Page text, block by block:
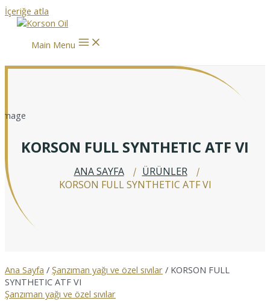
İçeriğe atla
Main Menu
KORSON FULL SYNTHETIC ATF VI
ANA SAYFA
ÜRÜNLER
KORSON FULL SYNTHETIC ATF VI
Ana Sayfa / Şanzıman yağı ve özel sıvılar / KORSON FULL
SYNTHETIC ATF VI
Şanzıman yağı ve özel sıvılar